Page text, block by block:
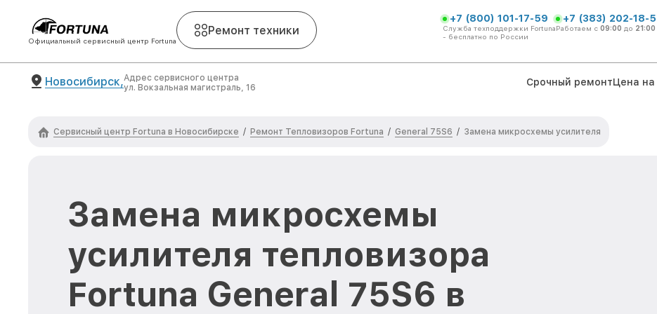
Официальный сервисный центр Fortuna
Ремонт техники
+7 (800) 101-17-59
Служба техподдержки Fortuna
- бесплатно по России
+7 (383) 202-18-
Работаем с 09:00 до 21:00
Новосибирск,Адрес сервисного центра
ул. Вокзальная магистраль, 16
Срочный ремонтЦена
Сервисный центр Fortuna в Новосибирске / Ремонт Тепловизоров Fortuna / General 75S6 / Замена микросхемы усилителя
Замена микросхемы
усилителя тепловизора
Fortuna General 75S6 в